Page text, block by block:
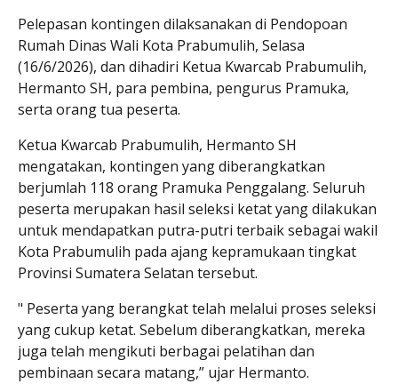
Pelepasan kontingen dilaksanakan di Pendopoan
Rumah Dinas Wali Kota Prabumulih, Selasa
(16/6/2026), dan dihadiri Ketua Kwarcab Prabumulih,
Hermanto SH, para pembina, pengurus Pramuka,
serta orang tua peserta.
Ketua Kwarcab Prabumulih, Hermanto SH
mengatakan, kontingen yang diberangkatkan
berjumlah 118 orang Pramuka Penggalang. Seluruh
peserta merupakan hasil seleksi ketat yang dilakukan
untuk mendapatkan putra-putri terbaik sebagai wakil
Kota Prabumulih pada ajang kepramukaan tingkat
Provinsi Sumatera Selatan tersebut.
" Peserta yang berangkat telah melalui proses seleksi
yang cukup ketat. Sebelum diberangkatkan, mereka
juga telah mengikuti berbagai pelatihan dan
pembinaan secara matang,” ujar Hermanto.